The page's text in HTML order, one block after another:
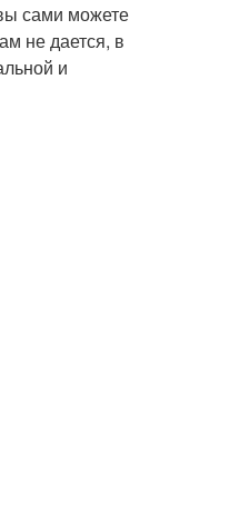
сами можете
не дается, в
и